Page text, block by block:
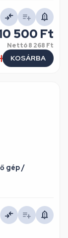
500 Ft
Nettó8 268 Ft
KOSÁRBA
gép /